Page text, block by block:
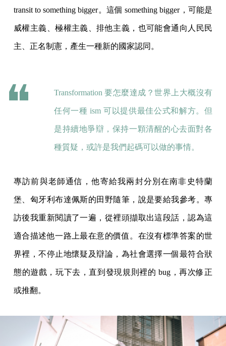
transit to something bigger。這個 something bigger，可能是
威權主義、極權主義、排他主義，也可能會通向人民民
主、正名制憲，產生一種新的國家認同。
Transformation 要怎麼達成？世界上大概沒有
任何一種 ism 可以提供最佳公式和解方。但
是持續地爭辯，保持一顆清醒的心去面對各
種質疑，或許是我們起碼可以做的事情。
專訪前與老師通信，他寄給我兩封分別在南非史特蘭
堡、匈牙利布達佩斯的田野隨筆，說是要給我參考。專
訪後我重新閱讀了一遍，從裡頭擷取出這段話，認為這
適合描述他一路上最在意的價值。在沒有標準答案的世
界裡，不停止地懷疑及辯論，為社會選擇一個最符合狀
態的遊戲，玩下去，直到發現規則裡的 bug，再次修正
或推翻。